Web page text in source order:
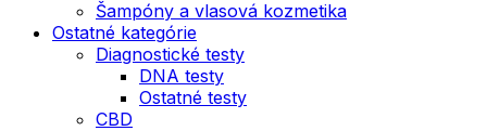
Šampóny a vlasová kozmetika
Ostatné kategórie
Diagnostické testy
DNA testy
Ostatné testy
CBD